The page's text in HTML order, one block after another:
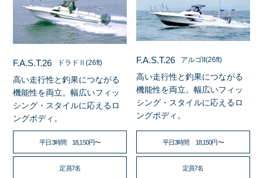
F.A.S.T.26 ドラドⅡ(26ft)
高い走行性と釣果につながる
機能性を両立。幅広いフィッ
シング・スタイルに応えるロ
ングボディ。
平日3時間 18,150円〜
定員7名
F.A.S.T.26 アルゴII(26ft)
高い走行性と釣果につながる
機能性を両立。幅広いフィッ
シング・スタイルに応えるロ
ングボディ。
平日3時間 18,150円〜
定員7名